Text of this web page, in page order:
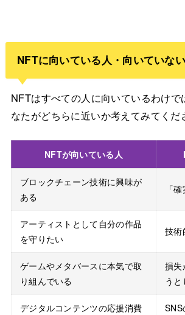
NFTに向いている人・向いていな
NFTはすべての人に向いているわけで
なたがどちらに近いか考えてみてくだ
NFTが向いている人
ブロックチェーン技術に興味が
ある
「
アーティストとして自分の作品
を守りたい
技術
ゲームやメタバースに本気で取
り組んでいる
損失
う
デジタルコンテンツの応援消費